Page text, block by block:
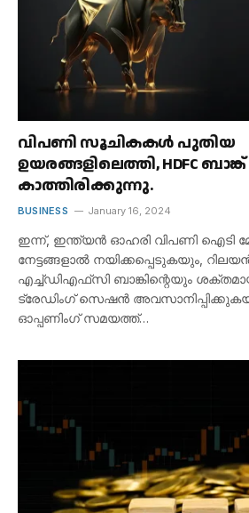
വിപണി സൂചികകൾ പുതിയ
ഉയരങ്ങളിലെത്തി, HDFC
കാത്തിരിക്കുന്നു.
BUSINESS January 16, 2024
ഇന്ന്, ഇന്ത്യൻ ഓഹരി വിപണി ഐടി
നേട്ടങ്ങളാൽ നയിക്കപ്പെടുകയും,
എച്ച്‌ഡിഎഫ്‌സി ബാങ്കിന്റെയും
ട്രേഡിംഗ് സെഷൻ
ഓപ്പണിംഗ് സമയത്ത്…